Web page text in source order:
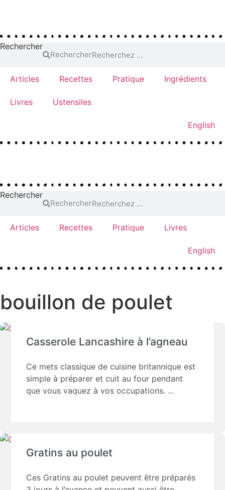
contenu
Rechercher
Rechercher
Articles Recettes Pratique Ingrédients
Livres Ustensiles
English
Rechercher
Rechercher
Articles Recettes Pratique Livres
English
bouillon de poulet
Casserole Lancashire à l’agneau
Ce mets classique de cuisine britannique est
simple à préparer et cuit au four pendant
que vous vaquez à vos occupations.
Gratins au poulet
Ces Gratins au poulet peuvent être préparés